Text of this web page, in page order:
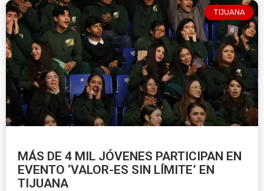
TIJUANA
MÁS DE 4 MIL JÓVENES PARTICIPAN EN
EVENTO ‘VALOR-ES SIN LÍMITE’ EN
TIJUANA